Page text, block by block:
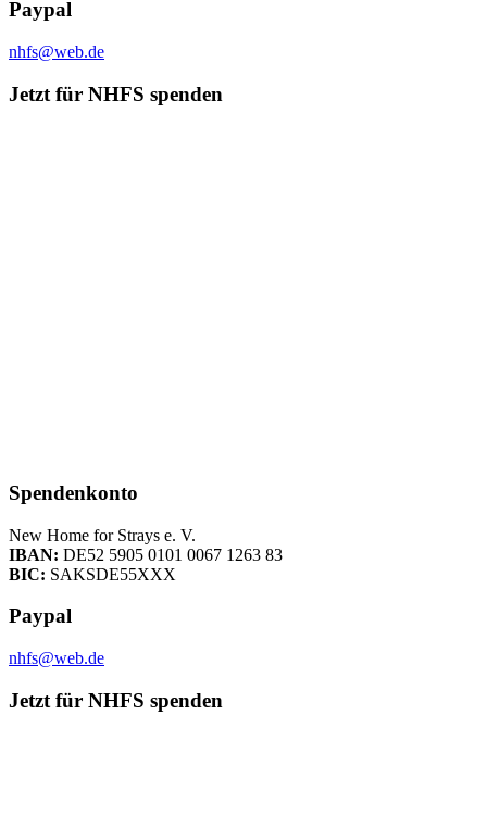
Paypal
nhfs@web.de
Jetzt für NHFS spenden
Spendenkonto
New Home for Strays e. V.
IBAN: DE52 5905 0101 0067 1263 83
BIC: SAKSDE55XXX
Paypal
nhfs@web.de
Jetzt für NHFS spenden